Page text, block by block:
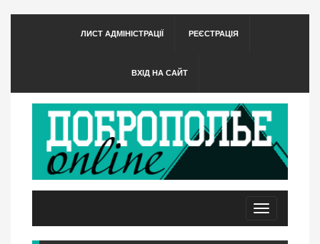
ЛИСТ АДМІНІСТРАЦІЇ РЕЄСТРАЦІЯ
ВХІД НА САЙТ
Toggle
navigation